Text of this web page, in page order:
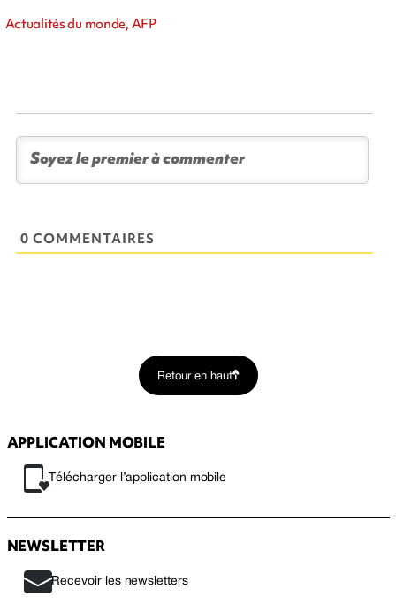
Actualités du monde, AFP
0 COMMENTAIRES
Retour en haut
APPLICATION MOBILE
Télécharger l’application mobile
NEWSLETTER
Recevoir les newsletters